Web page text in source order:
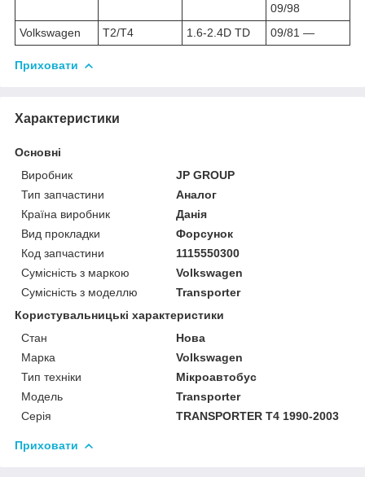
09/98
Volkswagen
T2/T4 1.6-2.4D TD 09/81 ―
Приховати
Характеристики
Основні
Виробник
JP GROUP
Тип запчастини
Аналог
Країна виробник
Данія
Вид прокладки
Форсунок
Код запчастини
1115550300
Сумісність з маркою
Volkswagen
Сумісність з моделлю
Transporter
Користувальницькі характеристики
Стан
Нова
Марка
Volkswagen
Тип техніки
Мікроавтобус
Модель
Transporter
Серія
TRANSPORTER T4 1990-2003
Приховати